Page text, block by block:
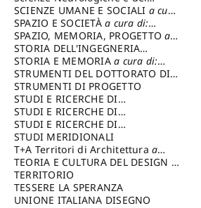
Marcello
Comportamento
SCIENZE UMANE E SOCIALI a cura
di: Iannizzi Salvatore
SPAZIO E SOCIETÀa cura di:
Cassetti Roberto
SPAZIO, MEMORIA, PROGETTOa
cura di: Rossi Massimo
STORIA DELL'INGEGNERIA
STRUTTURALE IN ITALIAa cura di:
Poretti Sergio
STORIA E MEMORIAa cura di:
Rossi Lauro
STRUMENTI DEL DOTTORATO DI
RICERCA IN RILIEVO E
RAPPRESENTAZIONE
DELL’ARCHITETTURA E
DELL’AMBIENTEa cura di: Migliari
Riccardo
STRUMENTI DI PROGETTO
STUDI E RICERCHE DI
ARCHEOLOGIA IN SICILIA
di: Pelagatti Paola
STUDI E RICERCHE DI
ARCHITETTURA del Dipartimento
di Architettura Università degli
Studi G. d' Annunzio
STUDI E RICERCHE DI
ARCHITETTURA del Dipartimento
di Architettura Università degli
Studi G. d' Annunzio, Chieti-
Pescaraa cura di: Fusero Paolo
STUDI MERIDIONALI
T+A Territori di Architetturaa
cura di: Ramazzotti Luigi
TEORIA E CULTURA DEL DESIGN a
cura di: Furlanis Giuseppe
TERRITORIO
TESSERE LA SPERANZA
UNIONE ITALIANA DISEGNO